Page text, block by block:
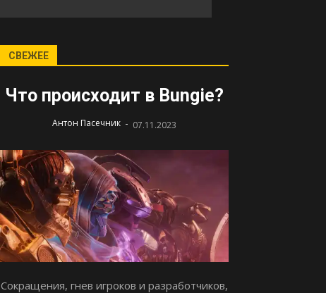
СВЕЖЕЕ
Что происходит в Bungie?
Антон Пасечник - 07.11.2023
Сокращения, гнев игроков и разработчиков,